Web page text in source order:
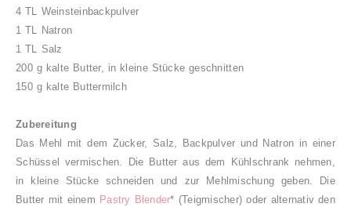
4 TL Weinsteinbackpulver
1 TL Natron
1 TL Salz
200 g kalte Butter, in kleine Stücke geschnitten
150 g kalte Buttermilch
Zubereitung
Das Mehl mit dem Zucker, Salz, Backpulver und Natron in einer
Schüssel vermischen. Die Butter aus dem Kühlschrank nehmen,
in kleine Stücke schneiden und zur Mehlmischung geben. Die
Butter mit einem Pastry Blender* (Teigmischer) oder alternativ den